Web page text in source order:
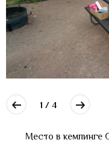
1 / 4
Место в кемпинге